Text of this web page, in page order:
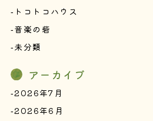
トコトコハウス
音楽の砦
未分類
アーカイブ
2026年7月
2026年6月